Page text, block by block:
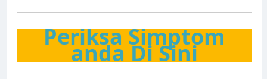
Periksa Simptom
anda Di Sini